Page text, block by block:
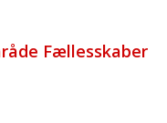
Fællesskaber